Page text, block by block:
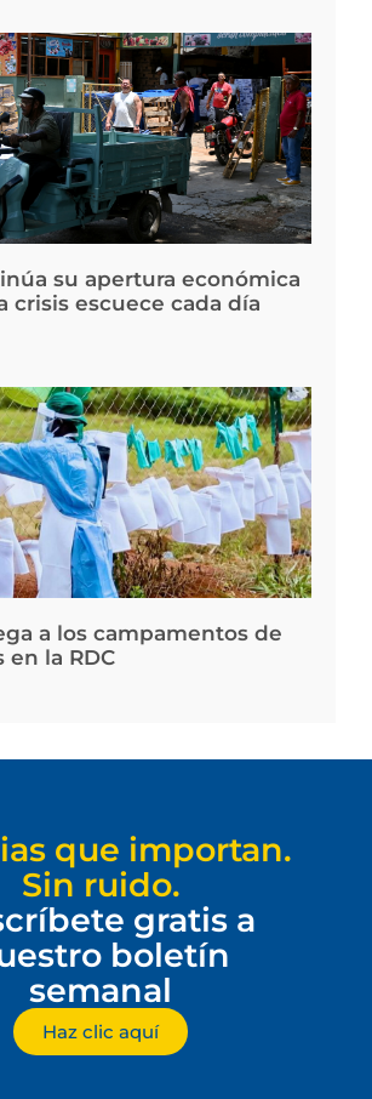
su apertura económica
crisis escuece cada día
a los campamentos de
en la RDC
que importan.
Sin ruido.
gratis a
boletín
semanal
Haz clic aquí